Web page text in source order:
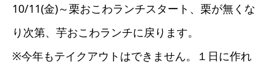
10/11(金)～栗おこわランチスタート、栗が無くな
り次第、芋おこわランチに戻ります。
※今年もテイクアウトはできません。１日に作れ